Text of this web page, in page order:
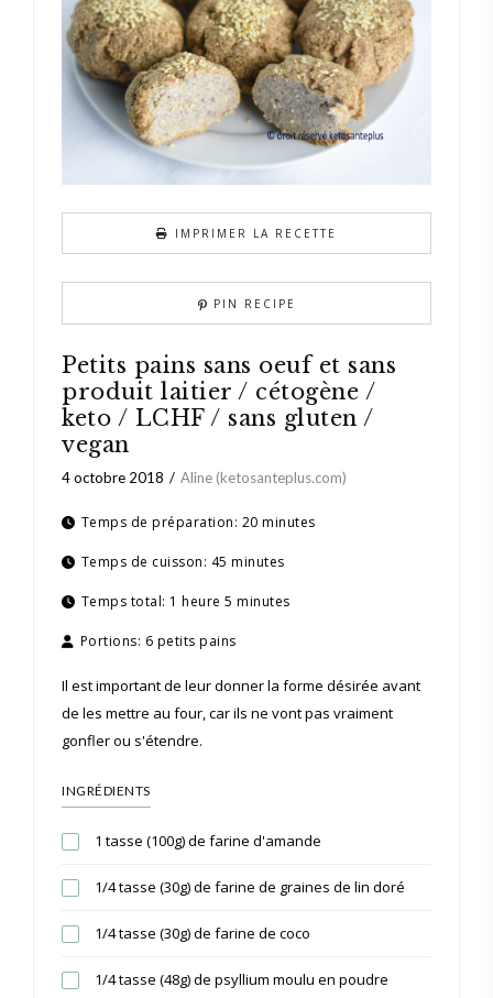
IMPRIMER LA RECETTE
PIN RECIPE
Petits pains sans oeuf et sans
produit laitier / cétogène /
keto / LCHF / sans gluten /
vegan
4 octobre 2018 Aline (ketosanteplus.com)
Temps de préparation: 20 minutes
Temps de cuisson: 45 minutes
Temps total: 1 heure 5 minutes
Portions: 6 petits pains
Il est important de leur donner la forme désirée avant
de les mettre au four, car ils ne vont pas vraiment
gonfler ou s'étendre.
INGRÉDIENTS
1 tasse (100g) de farine d'amande
1/4 tasse (30g) de farine de graines de lin doré
1/4 tasse (30g) de farine de coco
1/4 tasse (48g) de psyllium moulu en poudre